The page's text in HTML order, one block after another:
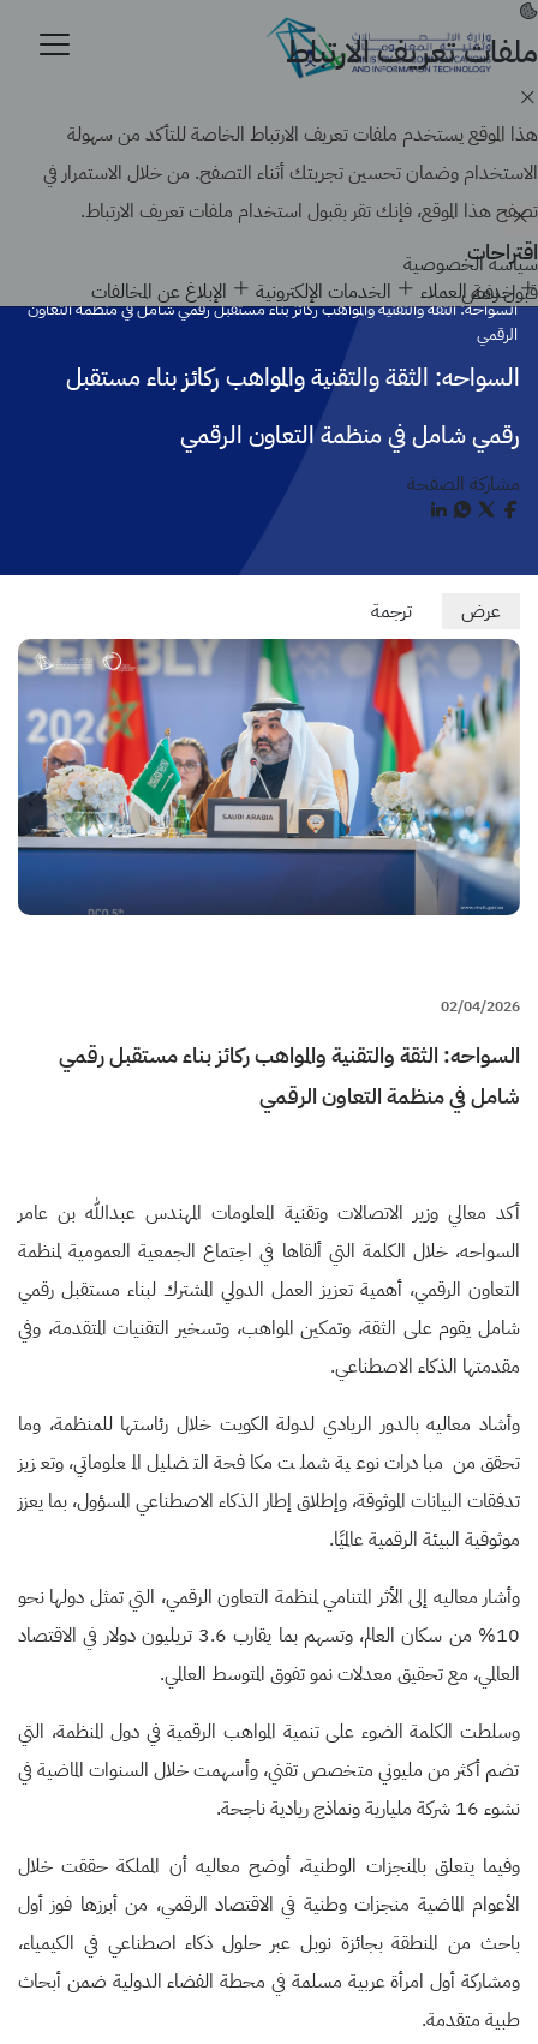
موقع حكومي رسمي تابع لحكومة المملكة العربية السعودية
كيف تتحقق
تجاوز
إلى
المحتوى
الرئيسي
اقتراحات
خدمة العملاء الخدمات الإلكترونية الإبلاغ عن المخالفات الرئيسية
Node
السواحه: الثقة والتقنية والمواهب ركائز بناء مستقبل رقمي شامل في منظمة التعاون
الرقمي
السواحه: الثقة والتقنية والمواهب ركائز بناء مستقبل
رقمي شامل في منظمة التعاون الرقمي
مشاركة الصفحة
Primary
tabs
عرض
التبويب
النشطة)
ترجمة
02/04/2026
السواحه: الثقة والتقنية والمواهب ركائز بناء مستقبل رقمي
شامل في منظمة التعاون الرقمي
أكد معالي وزير الاتصالات وتقنية المعلومات المهندس عبدالله بن عامر
السواحه، خلال الكلمة التي ألقاها في اجتماع الجمعية العمومية لمنظمة
التعاون الرقمي، أهمية تعزيز العمل الدولي المشترك لبناء مستقبل رقمي
شامل يقوم على الثقة، وتمكين المواهب، وتسخير التقنيات المتقدمة، وفي
مقدمتها الذكاء الاصطناعي.
وأشاد معاليه بالدور الريادي لدولة الكويت خلال رئاستها للمنظمة، وما
تحقق من مبادرات نوعية شملت مكافحة التضليل المعلوماتي، وتعزيز
تدفقات البيانات الموثوقة، وإطلاق إطار الذكاء الاصطناعي المسؤول، بما يعزز
موثوقية البيئة الرقمية عالميًا.
وأشار معاليه إلى الأثر المتنامي لمنظمة التعاون الرقمي، التي تمثل دولها نحو
10% من سكان العالم، وتسهم بما يقارب 3.6 تريليون دولار في الاقتصاد
العالمي، مع تحقيق معدلات نمو تفوق المتوسط العالمي.
وسلطت الكلمة الضوء على تنمية المواهب الرقمية في دول المنظمة، التي
تضم أكثر من مليوني متخصص تقني، وأسهمت خلال السنوات الماضية في
نشوء 16 شركة مليارية ونماذج ريادية ناجحة.
وفيما يتعلق بالمنجزات الوطنية، أوضح معاليه أن المملكة حققت خلال
الأعوام الماضية منجزات وطنية في الاقتصاد الرقمي، من أبرزها فوز أول
باحث من المنطقة بجائزة نوبل عبر حلول ذكاء اصطناعي في الكيمياء،
ومشاركة أول امرأة عربية مسلمة في محطة الفضاء الدولية ضمن أبحاث
طبية متقدمة.
ملفات تعريف الارتباط
هذا الموقع يستخدم ملفات تعريف الارتباط الخاصة للتأكد من سهولة
الاستخدام وضمان تحسين تجربتك أثناء التصفح. من خلال الاستمرار في
تصفح هذا الموقع، فإنك تقر بقبول استخدام ملفات تعريف الارتباط.
سياسة الخصوصية
قبولرفض